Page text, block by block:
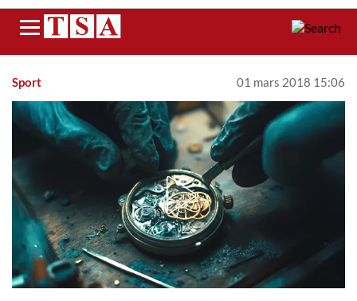
Menu
Sport 01 mars 2018 15:06